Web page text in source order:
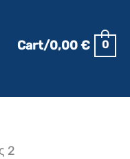
Cart/0,00€ 0
2